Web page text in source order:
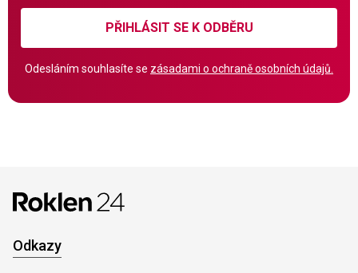
PŘIHLÁSIT SE K ODBĚRU
Odesláním souhlasíte se zásadami o ochraně osobních údajů.
Odkazy